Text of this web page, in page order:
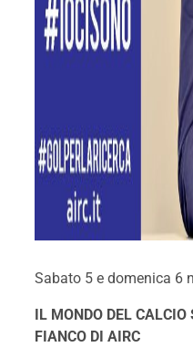
Sabato 5 e domenica 6
IL MONDO DEL
FIANCO DI AIRC